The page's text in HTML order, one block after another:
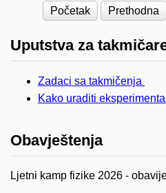
Početak Prethodna
Uputstva za
Zadaci sa takmičenja
Kako uraditi
Obavještenja
Ljetni kamp fizike 2026 -